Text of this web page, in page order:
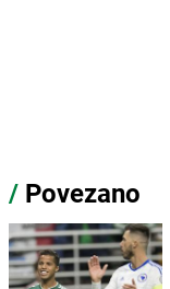
/ Povezano